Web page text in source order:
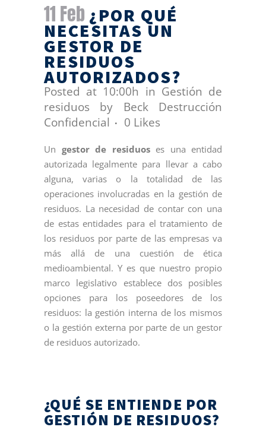
11 Feb ¿POR QUÉ
NECESITAS UN
GESTOR DE
RESIDUOS
AUTORIZADOS?
Posted at 10:00h in Gestión de
residuos
by Beck Destrucción
Confidencial
0 Likes
Un gestor de residuoses una entidad
autorizada legalmente para llevar a cabo
alguna, varias o la totalidad de las
operaciones involucradas en la gestión de
residuos. La necesidad de contar con una
de estas entidades para el tratamiento de
los residuos por parte de las empresas va
más allá de una cuestión de ética
medioambiental. Y es que nuestro propio
marco legislativo establece dos posibles
opciones para los poseedores de los
residuos: la gestión interna de los mismos
o la gestión externa por parte de un gestor
de residuos autorizado.
¿QUÉ SE ENTIENDE POR
GESTIÓN DE RESIDUOS?